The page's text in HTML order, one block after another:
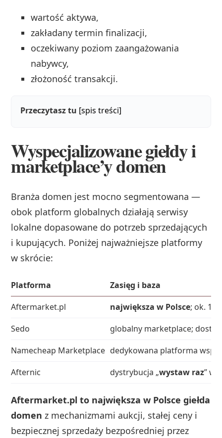
wartość aktywa,
zakładany termin finalizacji,
oczekiwany poziom zaangażowania
nabywcy,
złożoność transakcji.
Przeczytasz tu [spis treści]
Wyspecjalizowane giełdy i
marketplace’y domen
Branża domen jest mocno segmentowana —
obok platform globalnych działają serwisy
lokalne dopasowane do potrzeb sprzedających
i kupujących. Poniżej najważniejsze platformy
w skrócie:
Platforma
Zasięg i baza
Aftermarket.pl
największa w Polsce; ok. 15
Sedo
globalny marketplace;
Namecheap Marketplace dedykowana platforma
Afternic
dystrybucja „wystaw raz” w
Aftermarket.pl to największa w Polsce giełda
domen z mechanizmami aukcji, stałej ceny i
bezpiecznej sprzedaży bezpośredniej przez